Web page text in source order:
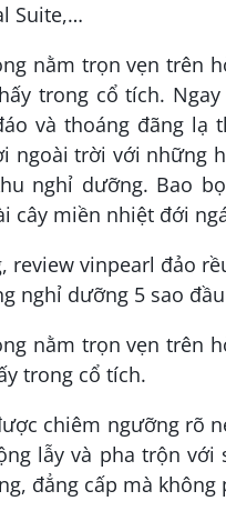
Suite,…
nằm trọn vẹn trên
trong cổ tích.
và thoáng đãng lạ
ngoài trời với những
nghỉ dưỡng. Bao
cây miền nhiệt đới
nằm trọn vẹn trên
trong cổ tích.
chiêm ngưỡng rõ
lẫy và pha trộn
đẳng cấp mà